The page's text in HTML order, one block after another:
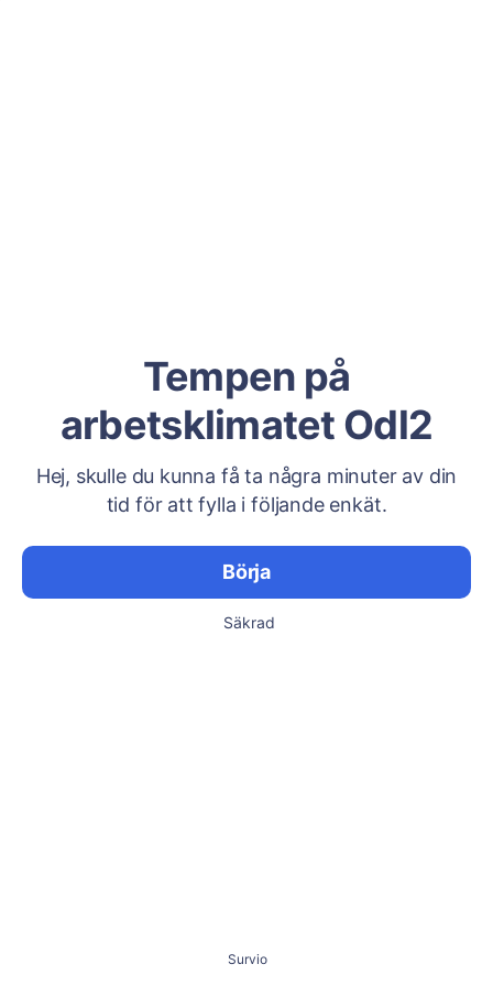
Tempen på
arbetsklimatet Odl2
Hej, skulle du kunna få ta några minuter av din
tid för att fylla i följande enkät.
Börja
Säkrad
Survio